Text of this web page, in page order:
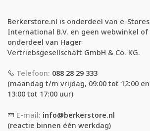
Berkerstore.nl is onderdeel van e-Stores
International B.V. en geen webwinkel of
onderdeel van Hager
Vertriebsgesellschaft GmbH & Co. KG.
Telefoon: 088 28 29 333
(maandag t/m vrijdag, 09:00 tot 12:00 en
13:00 tot 17:00 uur)
E-mail: info@berkerstore.nl
(reactie binnen één werkdag)